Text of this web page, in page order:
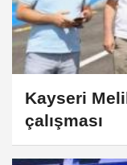
Kayseri
çalışması